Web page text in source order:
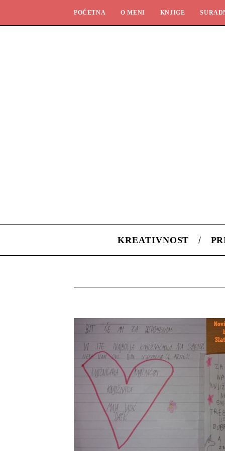
POČETNA O MENI KNJIGE
KREATIVNOST